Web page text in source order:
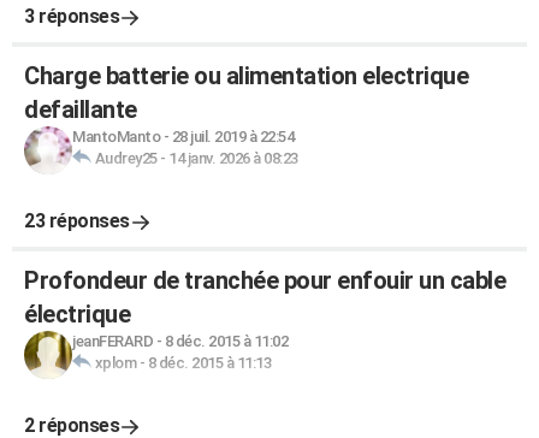
3 réponses
Charge batterie ou alimentation electrique
defaillante
MantoManto- 28 juil. 2019 à 22:54
Audrey25- 14 janv. 2026 à 08:23
23 réponses
Profondeur de tranchée pour enfouir un cable
électrique
jeanFERARD - 8 déc. 2015 à 11:02
xplom- 8 déc. 2015 à 11:13
2 réponses